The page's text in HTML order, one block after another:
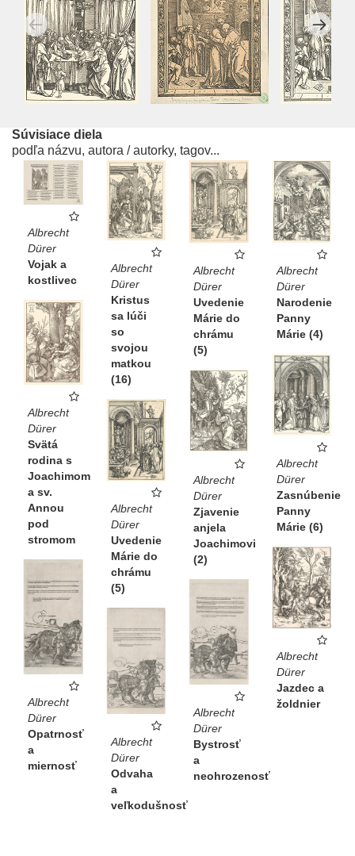
Súvisiace diela
podľa názvu, autora / autorky, tagov...
Albrecht
Dürer
Vojak a
kostlivec
Albrecht
Dürer
Kristus
sa lúči
so
svojou
matkou
(16)
Albrecht
Dürer
Uvedenie
Márie do
chrámu
(5)
Albrecht
Dürer
Narodenie
Panny
Márie (4)
Albrecht
Dürer
Svätá
rodina s
Joachimom
a sv.
Annou
pod
stromom
Albrecht
Dürer
Zasnúbenie
Panny
Márie (6)
Albrecht
Dürer
Zjavenie
anjela
Joachimovi
(2)
Albrecht
Dürer
Uvedenie
Márie do
chrámu
(5)
Albrecht
Dürer
Jazdec a
žoldnier
Albrecht
Dürer
Opatrnosť
a
miernosť
Albrecht
Dürer
Bystrosť
a
neohrozenosť
Albrecht
Dürer
Odvaha
a
veľkodušnosť